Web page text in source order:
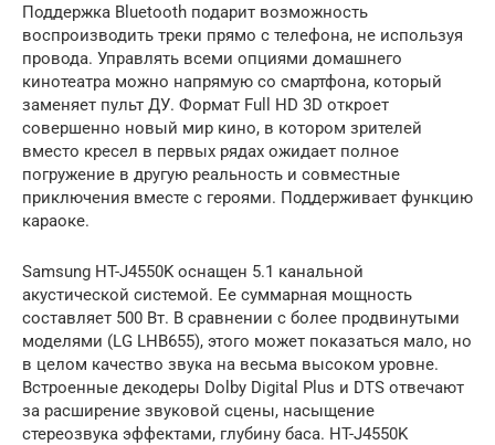
Поддержка Bluetooth подарит возможность
воспроизводить треки прямо с телефона, не используя
провода. Управлять всеми опциями домашнего
кинотеатра можно напрямую со смартфона, который
заменяет пульт ДУ. Формат Full HD 3D откроет
совершенно новый мир кино, в котором зрителей
вместо кресел в первых рядах ожидает полное
погружение в другую реальность и совместные
приключения вместе с героями. Поддерживает функцию
караоке.
Samsung HT-J4550K оснащен 5.1 канальной
акустической системой. Ее суммарная мощность
составляет 500 Вт. В сравнении с более продвинутыми
моделями (LG LHB655), этого может показаться мало, но
в целом качество звука на весьма высоком уровне.
Встроенные декодеры Dolby Digital Plus и DTS отвечают
за расширение звуковой сцены, насыщение
стереозвука эффектами, глубину баса. HT-J4550K